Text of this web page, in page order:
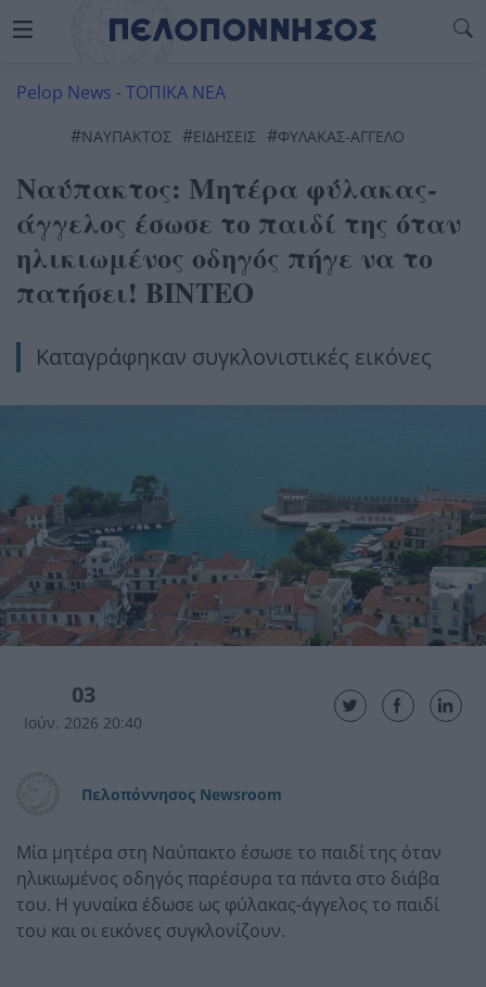
Pelop News -ΤΟΠΙΚΑ ΝΕΑ
#ΝΑΥΠΑΚΤΟΣ #ΕΙΔΗΣΕΙΣ #ΦΎΛΑΚΑΣ-ΆΓΓΕΛΟ
Ναύπακτος: Μητέρα φύλακας-
άγγελος έσωσε το παιδί της όταν
ηλικιωμένος οδηγός πήγε να το
πατήσει! ΒΙΝΤΕΟ
Καταγράφηκαν συγκλονιστικές εικόνες
03
Ιούν. 2026 20:40
Πελοπόννησος Newsroom
Μία μητέρα στη Ναύπακτο έσωσε το παιδί της όταν
ηλικιωμένος οδηγός παρέσυρα τα πάντα στο διάβα
του. Η γυναίκα έδωσε ως φύλακας-άγγελος το παιδί
του και οι εικόνες συγκλονίζουν.